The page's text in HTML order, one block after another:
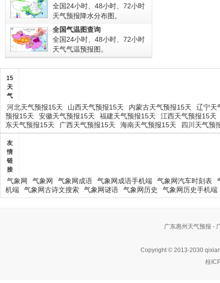
全国24小时、48小时、72小时
天气预报降水分布图。
全国气温图查询
全国24小时、48小时、72小时
天气气温预报图。
15
天
气
河北天气预报15天 山西天气预报15天 内蒙古天气预报15天
辽宁天
预报15天
安徽天气预报15天 福建天气预报15天
江西天气预报15天
东天气预报15天
广西天气预报15天 海南天气预报15天 四川天气预
友
情
链
接
气象网 气象网 气象网成语 气象网成语手机端 气象网汽车时刻表
机端
气象网古诗文搜索 气象网谜语 气象网历史 气象网历史手机端
广东惠州天气预报 -
Copyright © 2013-2030
桂